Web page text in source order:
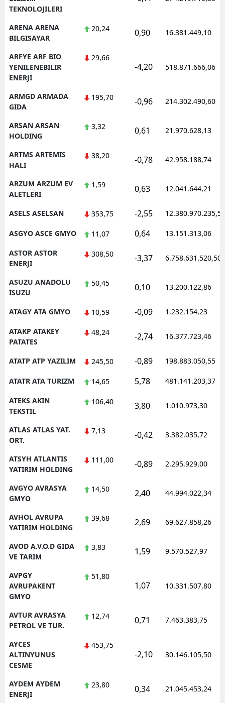
TEKNOLOJILERI
ARENA ARENA
BILGISAYAR
20,24 0,90 16.381.449,10
ARFYE ARF BIO
YENILENEBILIR
ENERJI
29,66
-4,20 518.871.666,06
ARMGD ARMADA
GIDA
195,70 -0,96 214.302.490,60
ARSAN ARSAN
HOLDING
3,32 0,61 21.970.628,13
ARTMS ARTEMIS
HALI
38,20 -0,78 42.958.188,74
ARZUM ARZUM EV
ALETLERI
1,59 0,63 12.041.644,21
ASELS ASELSAN 353,75 -2,55 12.380.970.235,50
ASGYO ASCE GMYO 11,07 0,64 13.151.313,06
ASTOR ASTOR
ENERJI
308,50 -3,37 6.758.631.520,50
ASUZU ANADOLU
ISUZU
50,45 0,10 13.200.122,86
ATAGY ATA GMYO 10,59 -0,09 1.232.154,23
ATAKP ATAKEY
PATATES
48,24 -2,74 16.377.723,46
ATATP ATP YAZILIM 245,50 -0,89 198.883.050,55
ATATR ATA TURIZM 14,65 5,78 481.141.203,37
ATEKS AKIN
TEKSTIL
106,40 3,80 1.010.973,30
ATLAS ATLAS YAT.
ORT.
7,13 -0,42 3.382.035,72
ATSYH ATLANTIS
YATIRIM HOLDING
111,00 -0,89 2.295.929,00
AVGYO AVRASYA
GMYO
14,50 2,40 44.994.022,34
AVHOL AVRUPA
YATIRIM HOLDING
39,68 2,69 69.627.858,26
AVOD A.V.O.D GIDA
VE TARIM
3,83 1,59 9.570.527,97
AVPGY
AVRUPAKENT
GMYO
51,80
1,07 10.331.507,80
AVTUR AVRASYA
PETROL VE TUR.
12,74 0,71 7.463.383,75
AYCES
ALTINYUNUS
CESME
453,75
-2,10 30.146.105,50
AYDEM AYDEM
ENERJI
23,80 0,34 21.045.453,24